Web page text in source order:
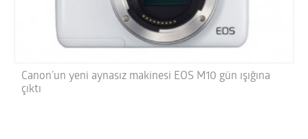
Canon’un yeni aynasız makinesi EOS M10 gün ışığına
çıktı